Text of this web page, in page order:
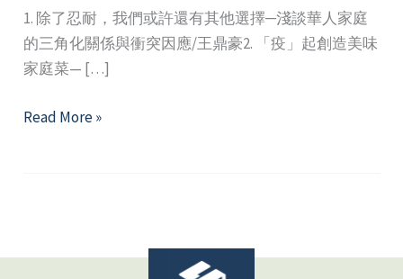
1. 除了忍耐，我們或許還有其他選擇─淺談華人家庭
的三角化關係與衝突因應/王鼎豪2. 「疫」起創造美味
家庭菜— […]
2023
Read More »